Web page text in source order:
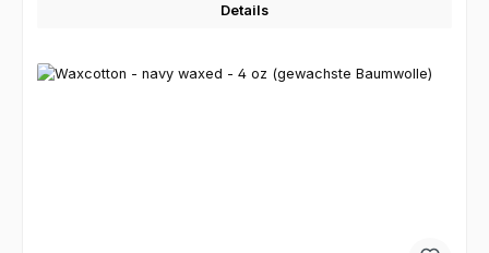
Details